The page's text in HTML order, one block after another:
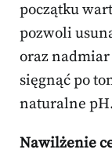
początku
pozwoli
oraz nadmiar
sięgnąć po
naturalne
Nawilżenie